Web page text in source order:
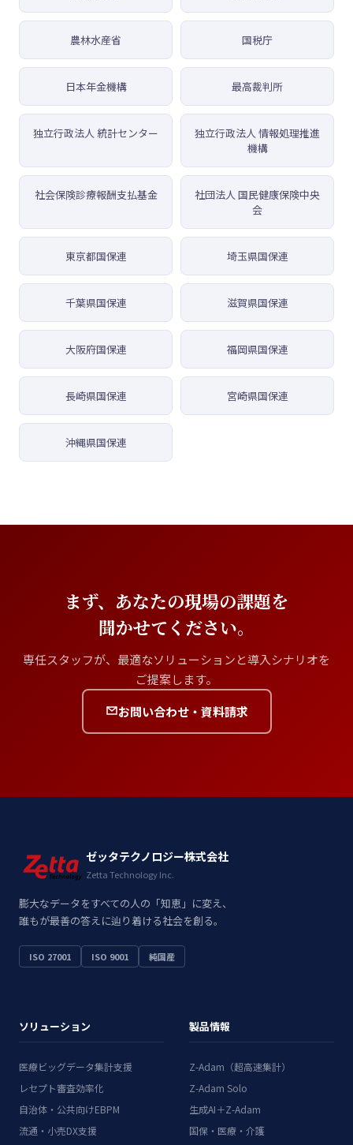
農林水産省 国税庁
日本年金機構 最高裁判所
独立行政法人 統計センター
独立行政法人 情報処理推進
機構
社会保険診療報酬支払基金
社団法人 国民健康保険中央
会
東京都国保連 埼玉県国保連
千葉県国保連 滋賀県国保連
大阪府国保連 福岡県国保連
長崎県国保連 宮崎県国保連
沖縄県国保連
まず、あなたの現場の課題を
聞かせてください。
専任スタッフが、最適なソリューションと導入シナリオを
ご提案します。
お問い合わせ・資料請求
ゼッタテクノロジー株式会社
Zetta Technology Inc.
膨大なデータをすべての人の「知恵」に変え、
誰もが最善の答えに辿り着ける社会を創る。
ISO 27001 ISO 9001 純国産
ソリューション
医療ビッグデータ集計支援
レセプト審査効率化
自治体・公共向けEBPM
流通・小売DX支援
製品情報
Z-Adam（超高速集計）
Z-Adam Solo
生成AI＋Z-Adam
国保・医療・介護